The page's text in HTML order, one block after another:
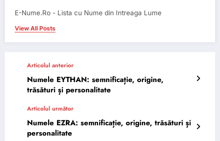
E-Nume.Ro - Lista cu Nume din Intreaga Lume
View All Posts
Articolul anterior
Numele EYTHAN: semnificație, origine,
trăsături și personalitate
Articolul următor
Numele EZRA: semnificație, origine, trăsături și
personalitate